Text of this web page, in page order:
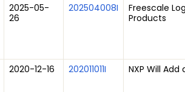
2025-05-
26
202504008I
Freescale
Products
2020-12-16 202011011I NXP Will